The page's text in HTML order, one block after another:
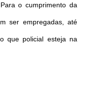
o cumprimento da
ser empregadas, até
que policial esteja na